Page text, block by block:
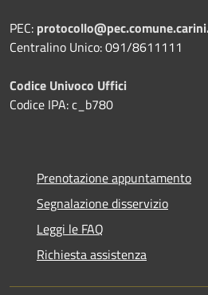
PEC:
Centralino Unico: 091/8611111
Codice Univoco Uffici
Codice IPA: c_b780
Prenotazione appuntamento
Segnalazione disservizio
Leggi le FAQ
Richiesta assistenza